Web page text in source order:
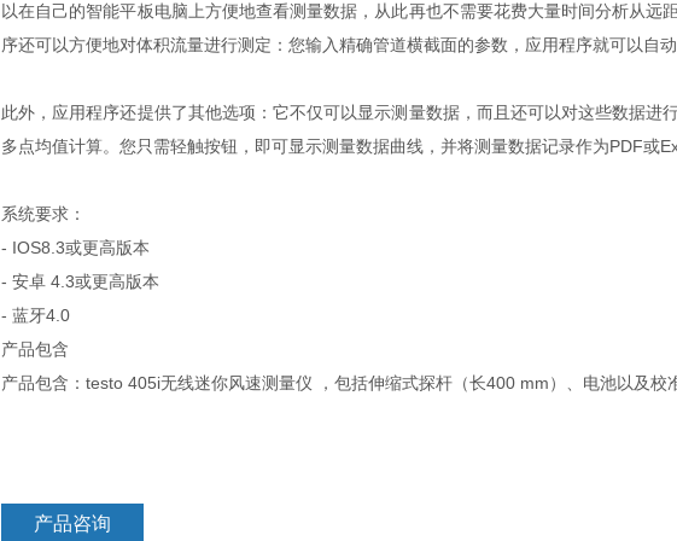
以在自己的智能平板电脑上方便地查看测量数据，从此再也不需要花费大量时间分析从远
序还可以方便地对体积流量进行测定：您输入精确管道横截面的参数，应用程序就可以自
此外，应用程序还提供了其他选项：它不仅可以显示测量数据，而且还可以对这些数据进
多点均值计算。您只需轻触按钮，即可显示测量数据曲线，并将测量数据记录作为PDF或
系统要求：
- IOS8.3或更高版本
- 安卓 4.3或更高版本
- 蓝牙4.0
产品包含
产品包含：testo 405i无线迷你风速测量仪 ，包括伸缩式探杆（长400 mm）、电池以及校
产品咨询